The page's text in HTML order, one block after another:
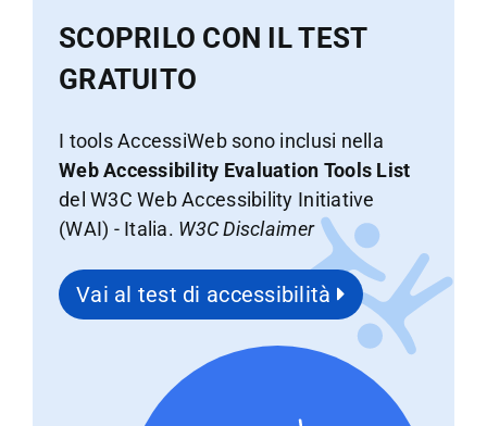
SCOPRILO CON IL TEST
GRATUITO
I tools AccessiWeb sono inclusi nella
Web Accessibility Evaluation Tools List
del W3C Web Accessibility Initiative
(WAI) - Italia. W3C Disclaimer
Vai al test di accessibilità